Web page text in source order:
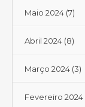
Maio 2024 (7)
Abril 2024 (8)
Março 2024 (3)
Fevereiro 2024